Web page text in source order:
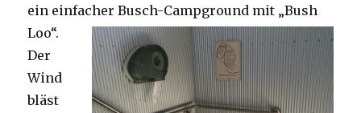
ein einfacher Busch-Campground mit „Bush
Loo“.
Der
Wind
bläst